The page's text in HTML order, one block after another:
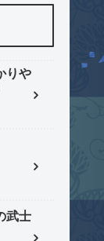
りや
武士